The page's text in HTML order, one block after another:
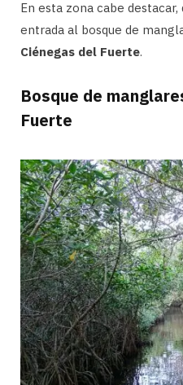
En esta zona cabe
entrada al bosque de
Ciénegas del Fuerte.
Bosque de
Fuerte